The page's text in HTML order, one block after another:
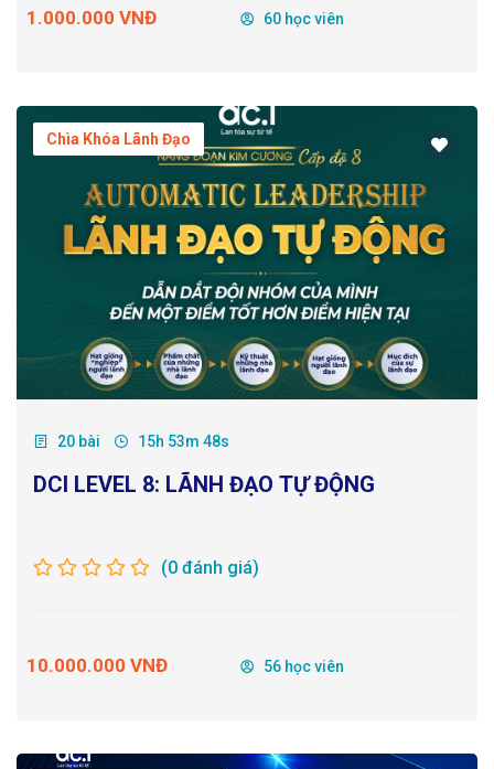
1.000.000 VNĐ 60 học viên
Chìa Khóa Lãnh Đạo
20 bài 15h 53m 48s
DCI LEVEL 8: LÃNH ĐẠO TỰ ĐỘNG
(0 đánh giá)
10.000.000 VNĐ 56 học viên